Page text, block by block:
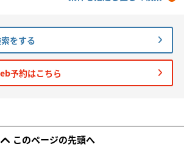
をする
予約はこちら
このページの先頭へ